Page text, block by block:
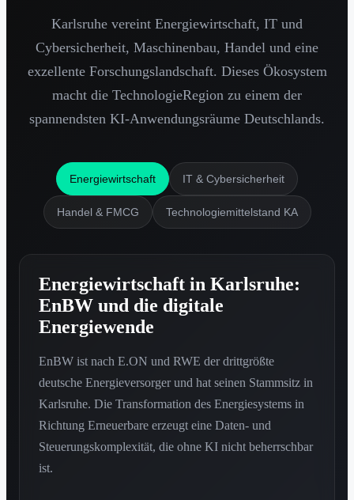
Karlsruhe vereint Energiewirtschaft, IT und
Cybersicherheit, Maschinenbau, Handel und eine
exzellente Forschungslandschaft. Dieses Ökosystem
macht die TechnologieRegion zu einem der
spannendsten KI-Anwendungsräume Deutschlands.
Energiewirtschaft IT & Cybersicherheit
Handel & FMCG Technologiemittelstand KA
Energiewirtschaft in Karlsruhe:
EnBW und die digitale
Energiewende
EnBW ist nach E.ON und RWE der drittgrößte
deutsche Energieversorger und hat seinen Stammsitz in
Karlsruhe. Die Transformation des Energiesystems in
Richtung Erneuerbare erzeugt eine Daten- und
Steuerungskomplexität, die ohne KI nicht beherrschbar
ist.